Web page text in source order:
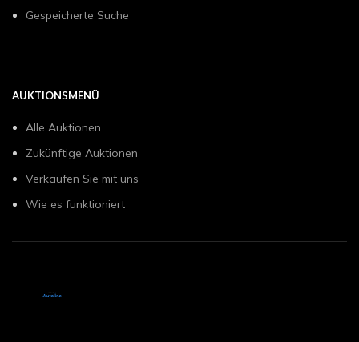
Gespeicherte Suche
AUKTIONSMENÜ
Alle Auktionen
Zukünftige Auktionen
Verkaufen Sie mit uns
Wie es funktioniert